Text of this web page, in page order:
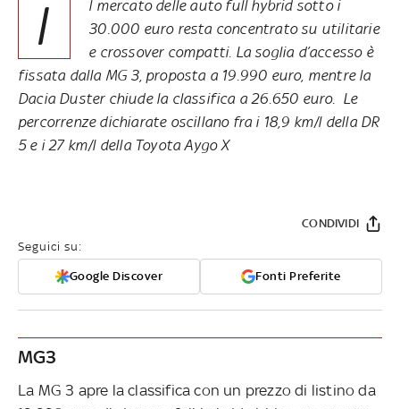
I
l mercato delle auto full hybrid sotto i
30.000 euro resta concentrato su utilitarie
e crossover compatti. La soglia d’accesso è
fissata dalla MG 3, proposta a 19.990 euro, mentre la
Dacia Duster chiude la classifica a 26.650 euro. Le
percorrenze dichiarate oscillano fra i 18,9 km/l della DR
5 e i 27 km/l della Toyota Aygo X
Seguici su:
Google Discover Fonti Preferite
CONDIVIDI
MG3
La MG 3 apre la classifica con un prezzo di listino da